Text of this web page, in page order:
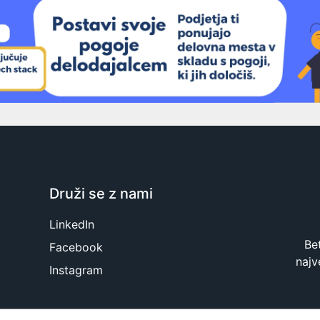
Druži se z nami
LinkedIn
Facebook
Instagram